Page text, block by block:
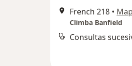
French 218 •
Climba Banfield